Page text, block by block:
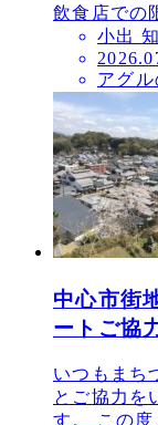
飲食店での
小出
投
稿
日
アグ
中心市街
ートご協
いつもまち
とご協力を
す。 この